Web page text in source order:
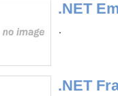
.NET
.
.NET